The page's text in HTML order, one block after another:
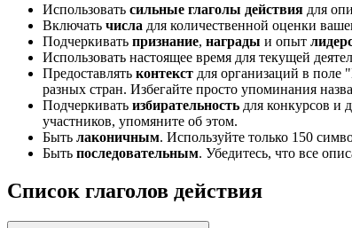
Использовать сильные глаголы действия для
Включать числа для количественной оценки
Подчеркивать признание, награды и опыт
Использовать настоящее время для текущей
Предоставлять контекст для организаций в
разных стран. Избегайте просто упоминания
Подчеркивать избирательность для конкурсов и
участников, упомяните об этом.
Быть лаконичным. Используйте только 150
Быть последовательным. Убедитесь, что все
Список глаголов действия